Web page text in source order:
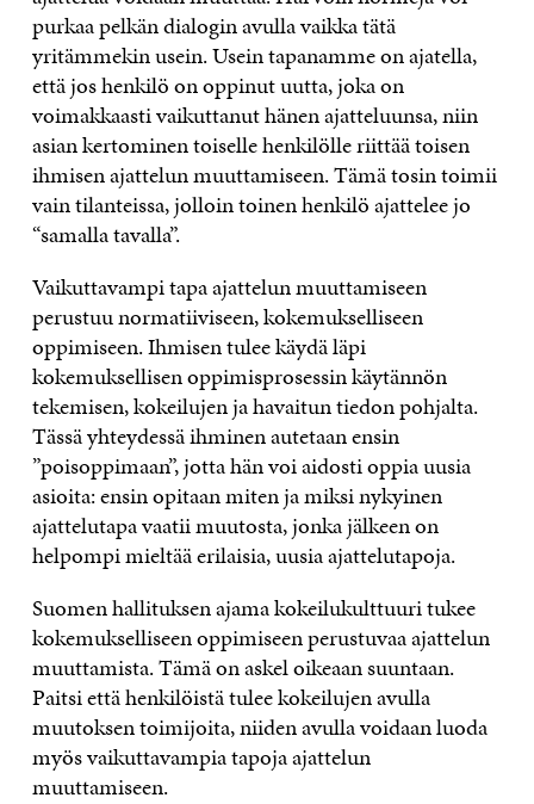
purkaa pelkän dialogin avulla vaikka tätä
yritämmekin usein. Usein tapanamme on ajatella,
ettäjos henkilöon oppinut uutta, joka on
voimakkaasti vaikuttanut hänen ajatteluunsa, niin
asian kertominen toiselle henkilölle riittäätoisen
ihmisen ajattelun muuttamiseen. Tämätosin toimii
vain tilanteissa, jolloin toinen henkilöajattelee jo
“samalla tavalla”.
Vaikuttavampi tapa ajattelun muuttamiseen
perustuu normatiiviseen, kokemukselliseen
oppimiseen. Ihmisen tulee käydäläpi
kokemuksellisen oppimisprosessin käytännön
tekemisen, kokeilujen ja havaitun tiedon pohjalta.
Tässäyhteydessäihminen autetaan ensin
”poisoppimaan”, jotta hän voi aidosti oppia uusia
asioita: ensin opitaan miten ja miksi nykyinen
ajattelutapa vaatii muutosta, jonka jälkeen on
helpompi mieltääerilaisia, uusia ajattelutapoja.
Suomen hallituksen ajama kokeilukulttuuri tukee
kokemukselliseen oppimiseen perustuvaa ajattelun
muuttamista. Tämäon askel oikeaan suuntaan.
Paitsi ettähenkilöistä tulee kokeilujen avulla
muutoksen toimijoita, niiden avulla voidaan luoda
myös vaikuttavampia tapoja ajattelun
muuttamiseen.